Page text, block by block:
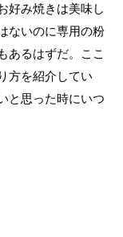
好み焼きは美味し
ないのに専用の粉
あるはずだ。ここ
方を紹介してい
と思った時にいつ